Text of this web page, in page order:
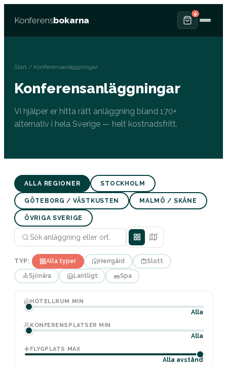
Konferensbokarna
0
Start / Konferensanläggningar
Konferensanläggningar
Vi hjälper er hitta rätt anläggning bland 170+
alternativ i hela Sverige — helt kostnadsfritt.
ALLA REGIONER STOCKHOLM
GÖTEBORG / VÄSTKUSTEN MALMÖ / SKÅNE
ÖVRIGA SVERIGE
TYP: Alla typer Herrgård Slott
Sjönära Lantligt Spa
HOTELLRUM MIN
Alla
KONFERENSPLATSER MIN
Alla
FLYGPLATS MAX
Alla avstånd